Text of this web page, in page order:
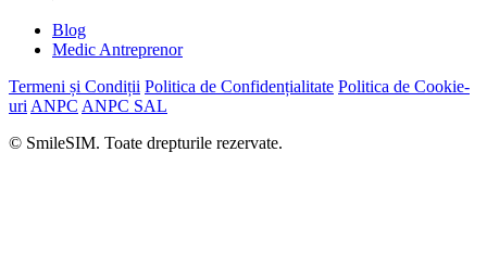
Blog
Medic Antreprenor
Termeni și Condiții Politica de Confidențialitate Politica de Cookie-
uri ANPC ANPC SAL
© SmileSIM. Toate drepturile rezervate.